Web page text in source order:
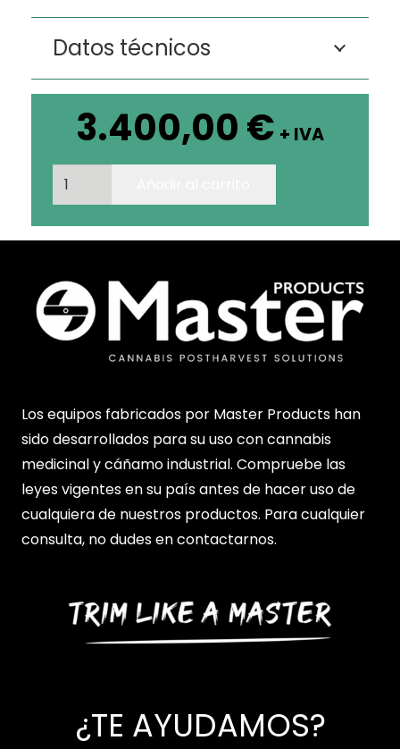
Datos técnicos
3.400,00€ + IVA
MB
BUCKER
200
cantidad
Los equipos fabricados por Master Products han
sido desarrollados para su uso con cannabis
medicinal y cáñamo industrial. Compruebe las
leyes vigentes en su país antes de hacer uso de
cualquiera de nuestros productos. Para cualquier
consulta, no dudes en contactarnos.
¿TE AYUDAMOS?